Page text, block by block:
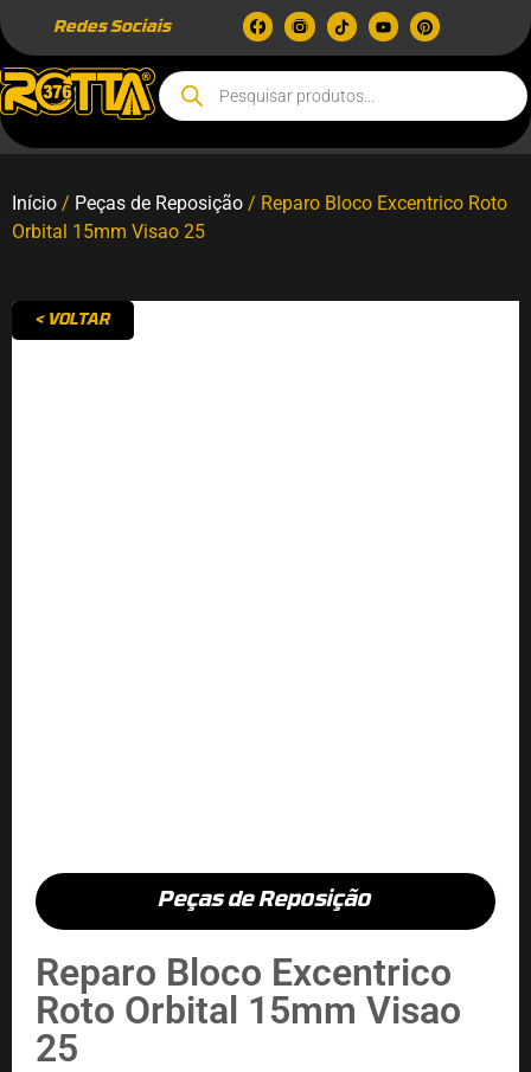
Redes Sociais
Início / Peças de Reposição / Reparo Bloco Excentrico Roto
Orbital 15mm Visao 25
< VOLTAR
Peças de Reposição
Reparo Bloco Excentrico
Roto Orbital 15mm Visao
25